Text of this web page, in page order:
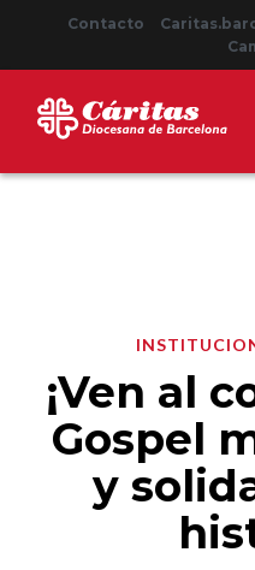
Contacto
¡Ven al
Gospel
y